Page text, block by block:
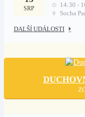
SRP
14:30 -
Socha
DALŠÍ UDÁLOSTI